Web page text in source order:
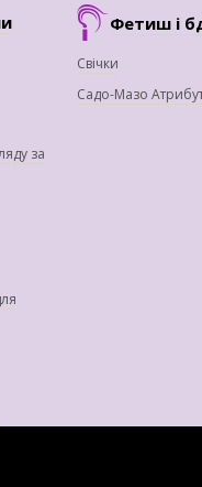
за
Фетиш і
Свічки
Садо-Мазо